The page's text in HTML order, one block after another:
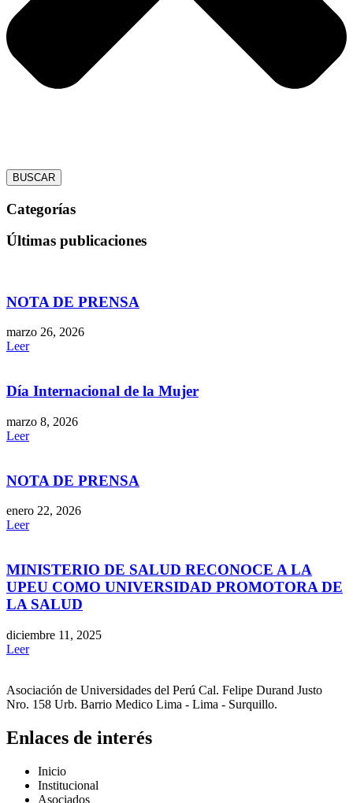
BUSCAR
Categorías
Últimas publicaciones
NOTA DE PRENSA
marzo 26, 2026
Leer
Día Internacional de la Mujer
marzo 8, 2026
Leer
NOTA DE PRENSA
enero 22, 2026
Leer
MINISTERIO DE SALUD RECONOCE A LA
UPEU COMO UNIVERSIDAD PROMOTORA DE
LA SALUD
diciembre 11, 2025
Leer
Asociación de Universidades del Perú Cal. Felipe Durand Justo
Nro. 158 Urb. Barrio Medico Lima - Lima - Surquillo.
Enlaces de interés
Inicio
Institucional
Asociados